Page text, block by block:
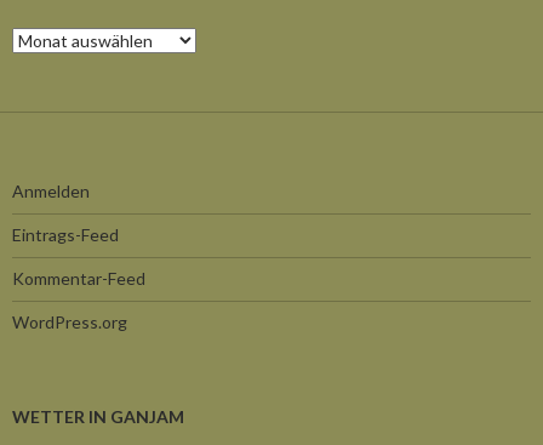
Im
Archiv
Anmelden
Eintrags-Feed
Kommentar-Feed
WordPress.org
WETTER IN GANJAM